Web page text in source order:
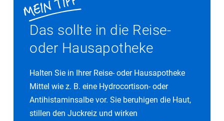
Das sollte in die Reise-
oder Hausapotheke
Halten Sie in Ihrer Reise- oder Hausapotheke
Mittel wie z. B. eine Hydrocortison- oder
Antihistaminsalbe vor. Sie beruhigen die Haut,
stillen den Juckreiz und wirken